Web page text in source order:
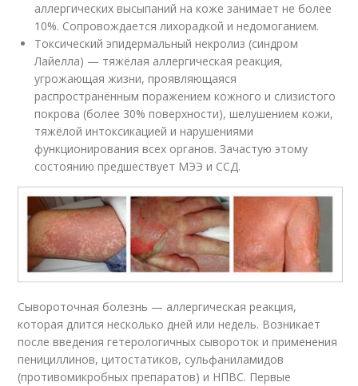
аллергических высыпаний на коже занимает не более
10%. Сопровождается лихорадкой и недомоганием.
Токсический эпидермальный некролиз (синдром
Лайелла) — тяжёлая аллергическая реакция,
угрожающая жизни, проявляющаяся
распространённым поражением кожного и слизистого
покрова (более 30% поверхности), шелушением кожи,
тяжёлой интоксикацией и нарушениями
функционирования всех органов. Зачастую этому
состоянию предшествует МЭЭ и ССД.
Сывороточная болезнь — аллергическая реакция,
которая длится несколько дней или недель. Возникает
после введения гетерологичных сывороток и применения
пенициллинов, цитостатиков, сульфаниламидов
(противомикробных препаратов) и НПВС. Первые